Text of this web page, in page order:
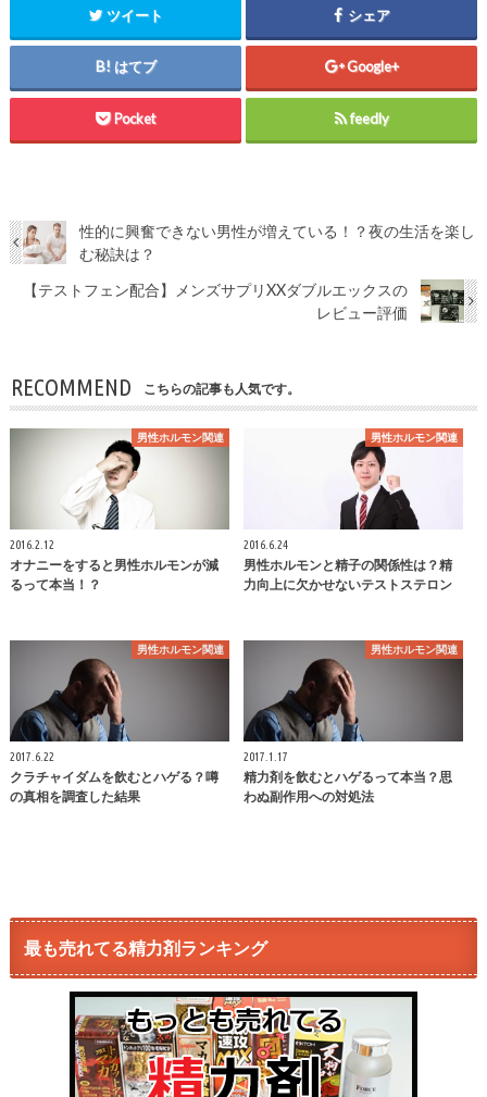
ツイート シェア
はてブ Google+
Pocket feedly
性的に興奮できない男性が増えている！？夜の生活を楽し
む秘訣は？
【テストフェン配合】メンズサプリXXダブルエックスの
レビュー評価
RECOMMEND こちらの記事も人気です。
男性ホルモン関連
2016.2.12
オナニーをすると男性ホルモンが減
るって本当！？
男性ホルモン関連
2016.6.24
男性ホルモンと精子の関係性は？精
力向上に欠かせないテストステロン
男性ホルモン関連
2017.6.22
クラチャイダムを飲むとハゲる？噂
の真相を調査した結果
男性ホルモン関連
2017.1.17
精力剤を飲むとハゲるって本当？思
わぬ副作用への対処法
最も売れてる精力剤ランキング